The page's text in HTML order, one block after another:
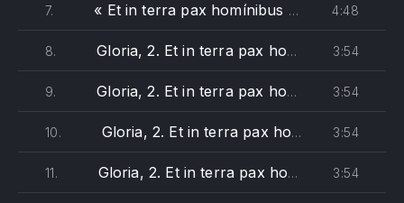
7. « Et in terra pax homínibus » — Antonio
4:48
8. Gloria, 2. Et in terra pax hominibus - Vivaldi (soprano) 3:54
9. Gloria, 2. Et in terra pax hominibus - Vivaldi (alto) 3:54
10. Gloria, 2. Et in terra pax hominibus - Vivaldi (tenore) 3:54
11. Gloria, 2. Et in terra pax hominibus - Vivaldi (basso) 3:54